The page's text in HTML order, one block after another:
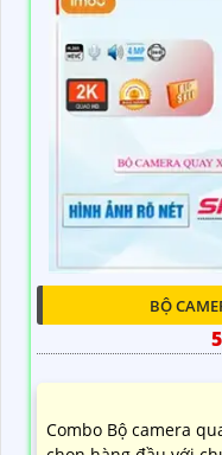
BỘ
Combo Bộ camera